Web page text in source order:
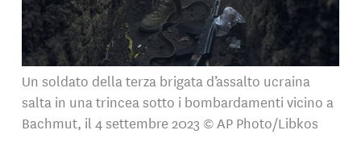
Un soldato della terza brigata d’assalto ucraina
salta in una trincea sotto i bombardamenti vicino a
Bachmut, il 4 settembre 2023 © AP Photo/Libkos